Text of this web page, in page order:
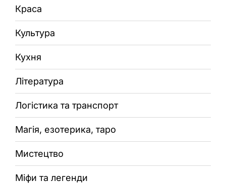
Краса
Культура
Кухня
Література
Логістика та транспорт
Магія, езотерика, таро
Мистецтво
Міфи та легенди